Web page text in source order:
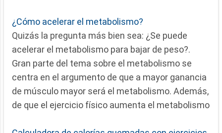
¿Cómo acelerar el metabolismo?
Quizás la pregunta más bien sea: ¿Se puede
acelerar el metabolismo para bajar de peso?.
Gran parte del tema sobre el metabolismo se
centra en el argumento de que a mayor ganancia
de músculo mayor será el metabolismo. Además,
de que el ejercicio físico aumenta el metabolismo